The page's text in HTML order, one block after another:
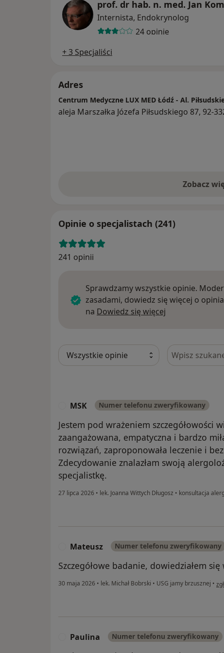
prof. dr hab. n. med. Jan
Internista, Endokrynolog
24 opinie
+ 3 Specjaliści
Adres
Centrum Medyczne LUX MED Łódź - Al.
aleja Marszałka Józefa Piłsudskiego 87, 92-
Zobacz
Opinie o specjalistach (241)
241 opinii
Sprawdzamy wszystkie opinie.
zasadami, dowiedz się więcej o
na Dowiedz się więcej
Szukaj w
MSK Numer telefonu zweryfikowany
Jestem pod wrażeniem szczegółowości
zaangażowana, empatyczna i bardzo
rozwiązań, zaproponowała leczenie i
Zdecydowanie znalazłam swoją
specjalistkę.
27 lipca 2026 • lek. Joanna Wittych Długosz • konsultacja
Mateusz Numer telefonu zweryfikowany
Szczegółowe badanie, dowiedziałem
30 maja 2026 • lek. Michał Bobrski • USG jamy brzusznej • w
Paulina Numer telefonu zweryfikowany